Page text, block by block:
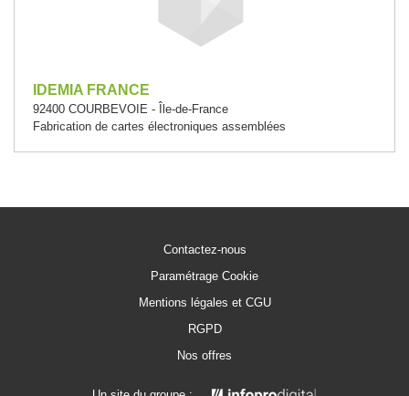
IDEMIA FRANCE
92400 COURBEVOIE - Île-de-France
Fabrication de cartes électroniques assemblées
Contactez-nous
Paramétrage Cookie
Mentions légales et CGU
RGPD
Nos offres